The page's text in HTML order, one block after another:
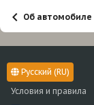
Об автомобиле
Русский (RU)
Условия и правила